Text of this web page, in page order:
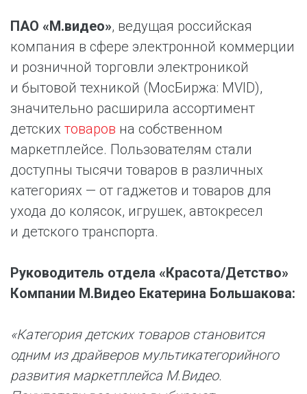
ПАО «М.видео», ведущая российская
компания в сфере электронной коммерции
и розничной торговли электроникой
и бытовой техникой (МосБиржа: MVID),
значительно расширила ассортимент
детских товаров на собственном
маркетплейсе. Пользователям стали
доступны тысячи товаров в различных
категориях — от гаджетов и товаров для
ухода до колясок, игрушек, автокресел
и детского транспорта.
Руководитель отдела «Красота/Детство»
Компании М.Видео Екатерина Большакова:
«Категория детских товаров становится
одним из драйверов мультикатегорийного
развития маркетплейса М.Видео.